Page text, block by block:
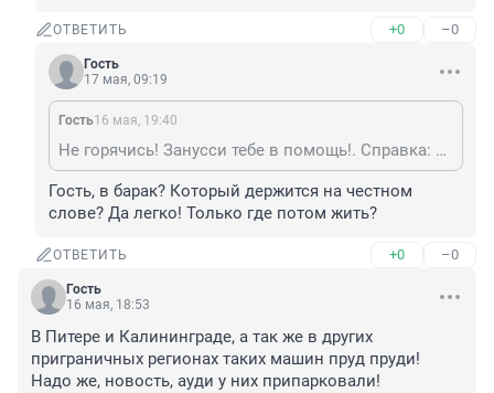
ОТВЕТИТЬ +0 –0
Гость
17 мая, 09:19
Гость16 мая, 19:40
Не горячись! Занусси тебе в помощь!. Справка: Занусси - это водонагреватель(вроде как германским был).
Гость, в барак? Который держится на честном
слове? Да легко! Только где потом жить?
ОТВЕТИТЬ +0 –0
Гость
16 мая, 18:53
В Питере и Калининграде, а так же в других
приграничных регионах таких машин пруд пруди!
Надо же, новость, ауди у них припарковали!